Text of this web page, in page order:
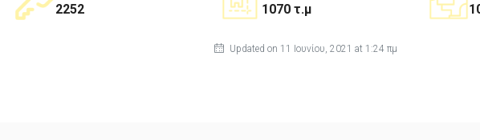
2252
1070 τ.μ
Updated on 11 Ιουνίου, 2021 at 1:24 πμ